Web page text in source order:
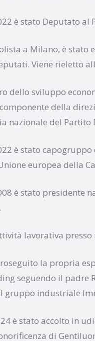
è stato Deputato
a Milano, è stato
Viene rieletto
dello sviluppo
della
nazionale del Partito
è stato
europea della
è stato presidente
lavorativa
la propria
seguendo il padre
gruppo industriale
è stato accolto in
di